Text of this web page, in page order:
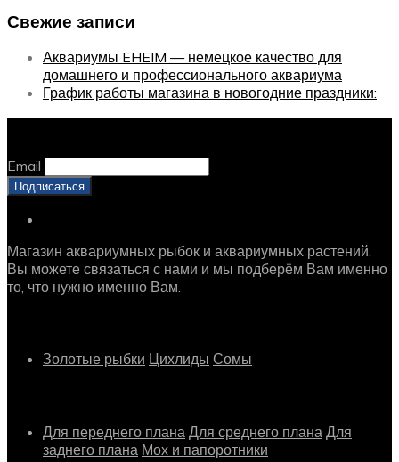
Свежие записи
Аквариумы EHEIM — немецкое качество для
домашнего и профессионального аквариума
График работы магазина в новогодние праздники:
Email
Магазин аквариумных рыбок и аквариумных растений.
Вы можете связаться с нами и мы подберём Вам именно
то, что нужно именно Вам.
Золотые рыбки Цихлиды Сомы
Для переднего плана Для среднего плана Для
заднего плана Мох и папоротники